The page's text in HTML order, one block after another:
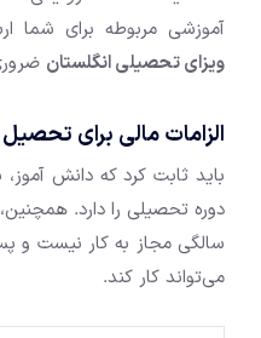
آموزشی مربوطه برای شما
ویزای تحصیلی انگلستان
الزامات مالی برای
باید ثابت کرد که دانش
سالگی مجاز به کار نیست
می‌تواند کار کند.